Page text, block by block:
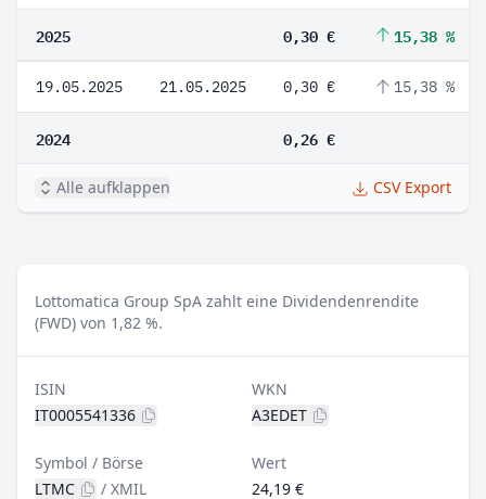
2025 0,30 € 15,38 %
19.05.2025 21.05.2025 0,30 € 15,38 %
2024 0,26 €
Alle aufklappen CSV Export
Lottomatica Group SpA zahlt eine Dividendenrendite
(FWD) von 1,82 %.
ISIN
IT0005541336
WKN
A3EDET
Symbol / Börse
LTMC
/ XMIL
Wert
24,19 €